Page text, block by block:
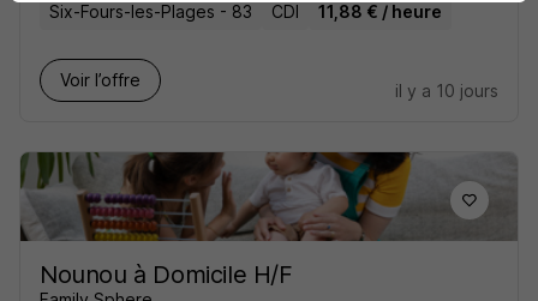
Six-Fours-les-Plages - 83 CDI 11,88 € / heure
Voir l’offre
il y a 10 jours
Nounou à Domicile H/F